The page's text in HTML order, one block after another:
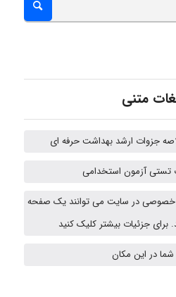
hosein abdolvand
متنی
تستی آزمون استخدامی
خصوصی در سایت می توانند یک صفحه
برای جزئیات بیشتر کلیک کنید
شما در این مکان